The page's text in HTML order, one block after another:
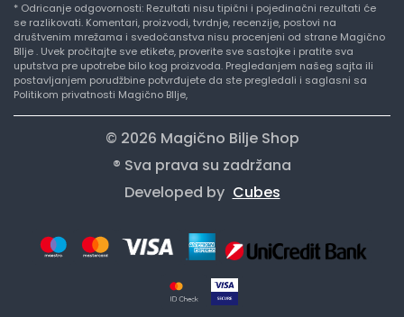
* Odricanje odgovornosti: Rezultati nisu tipični i pojedinačni rezultati će
se razlikovati. Komentari, proizvodi, tvrdnje, recenzije, postovi na
društvenim mrežama i svedočanstva nisu procenjeni od strane Magično
BIlje . Uvek pročitajte sve etikete, proverite sve sastojke i pratite sva
uputstva pre upotrebe bilo kog proizvoda. Pregledanjem našeg sajta ili
postavljanjem porudžbine potvrđujete da ste pregledali i saglasni sa
Politikom privatnosti Magično BIlje,
© 2026 Magično Bilje Shop
® Sva prava su zadržana
Developed by Cubes